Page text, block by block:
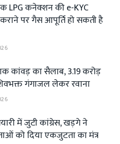
LPG कनेक्शन की e-KYC
पर गैस आपूर्ति हो सकती है
कांवड़ का सैलाब, 3.19 करोड़
गंगाजल लेकर रवाना
में जुटी कांग्रेस, खड़गे ने
को दिया एकजुटता का मंत्र